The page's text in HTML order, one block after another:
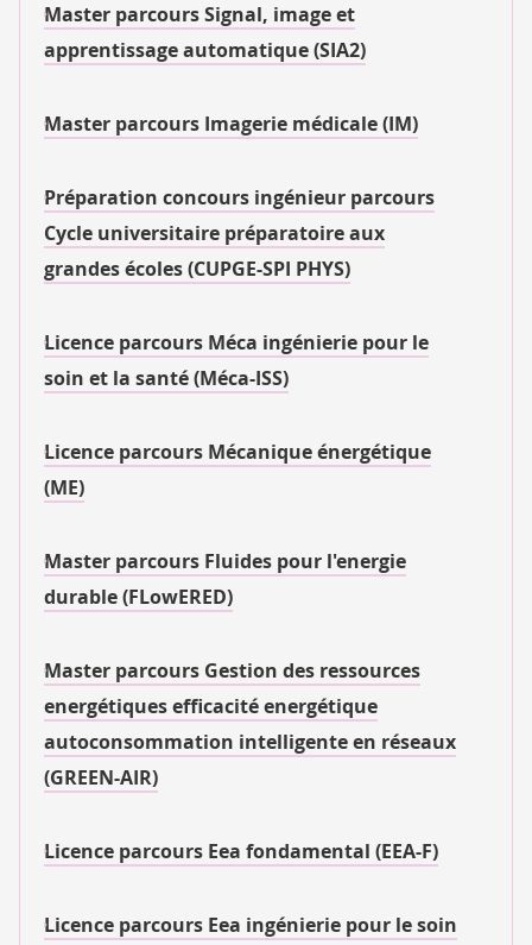
Master parcours Signal, image et
apprentissage automatique (SIA2)
Master parcours Imagerie médicale (IM)
Préparation concours ingénieur parcours
Cycle universitaire préparatoire aux
grandes écoles (CUPGE-SPI PHYS)
Licence parcours Méca ingénierie pour le
soin et la santé (Méca-ISS)
Licence parcours Mécanique énergétique
(ME)
Master parcours Fluides pour l'energie
durable (FLowERED)
Master parcours Gestion des ressources
energétiques efficacité energétique
autoconsommation intelligente en réseaux
(GREEN-AIR)
Licence parcours Eea fondamental (EEA-F)
Licence parcours Eea ingénierie pour le soin